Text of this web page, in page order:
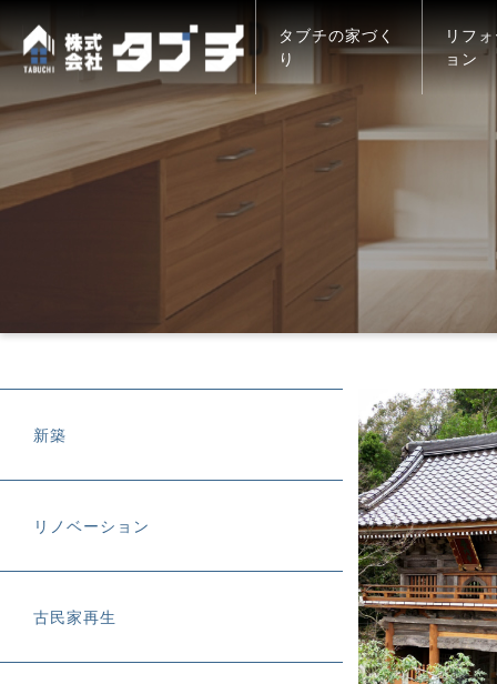
タブチの家づく
り
リフ
ョン
新築
リノベーション
古民家再生